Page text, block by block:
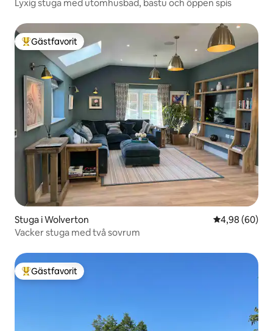
Lyxig stuga med utomhusbad, bastu och öppen spis
Populär gästfavorit
Gästfavorit
Stuga i Wolverton 4,98 av 5 i
4,98 (60)
Vacker stuga med två sovrum
Populär gästfavorit
Gästfavorit